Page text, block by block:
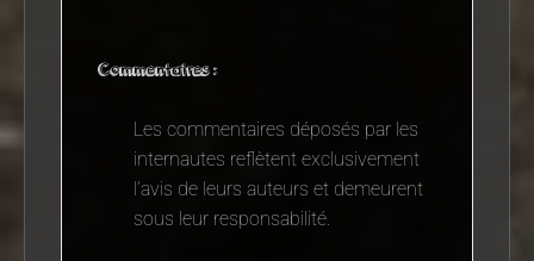
Commentaires :
Les commentaires déposés par les
internautes reflètent exclusivement
l’avis de leurs auteurs et demeurent
sous leur responsabilité.